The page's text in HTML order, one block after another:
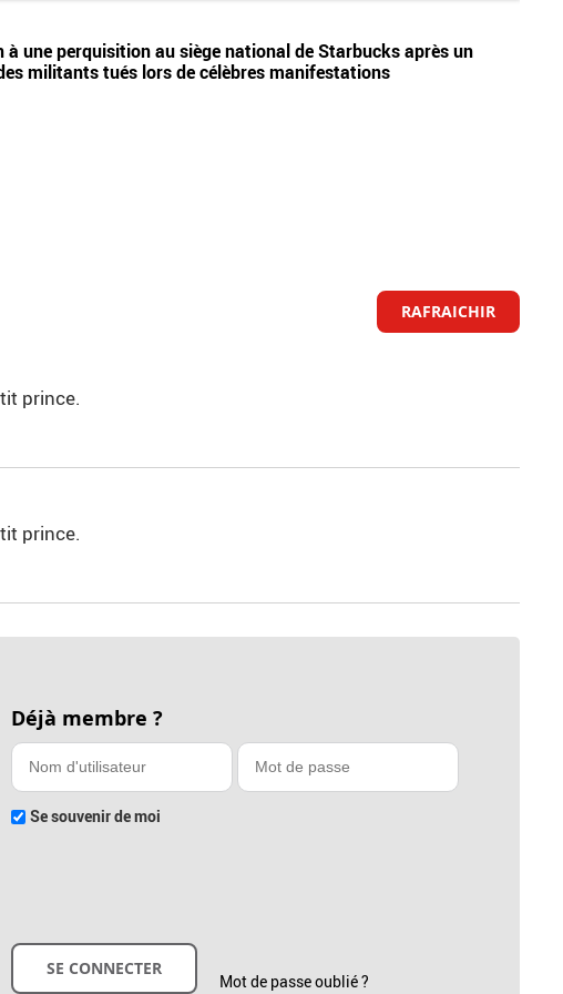
une perquisition au siège national de Starbucks après un
militants tués lors de célèbres manifestations
RAFRAICHIR
prince.
prince.
Déjà membre ?
Se souvenir de moi
Mot de passe oublié ?